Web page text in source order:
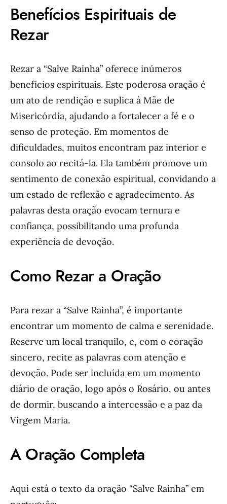
Benefícios Espirituais de
Rezar
Rezar a “Salve Rainha” oferece inúmeros
benefícios espirituais. Este poderosa oração é
um ato de rendição e suplica à Mãe de
Misericórdia, ajudando a fortalecer a fé e o
senso de proteção. Em momentos de
dificuldades, muitos encontram paz interior e
consolo ao recitá-la. Ela também promove um
sentimento de conexão espiritual, convidando a
um estado de reflexão e agradecimento. As
palavras desta oração evocam ternura e
confiança, possibilitando uma profunda
experiência de devoção.
Como Rezar a Oração
Para rezar a “Salve Rainha”, é importante
encontrar um momento de calma e serenidade.
Reserve um local tranquilo, e, com o coração
sincero, recite as palavras com atenção e
devoção. Pode ser incluída em um momento
diário de oração, logo após o Rosário, ou antes
de dormir, buscando a intercessão e a paz da
Virgem Maria.
A Oração Completa
Aqui está o texto da oração “Salve Rainha” em